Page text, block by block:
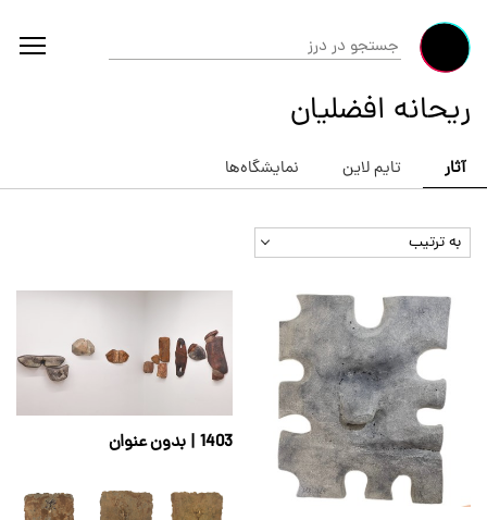
ریحانه افضلیان
آثار تایم لاین نمایشگاه‌ها
به ترتیب
1403 | بدون عنوان